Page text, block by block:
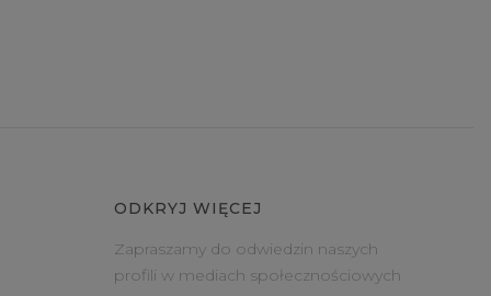
ODKRYJ WIĘCEJ
Zapraszamy do odwiedzin naszych
profili w mediach społecznościowych